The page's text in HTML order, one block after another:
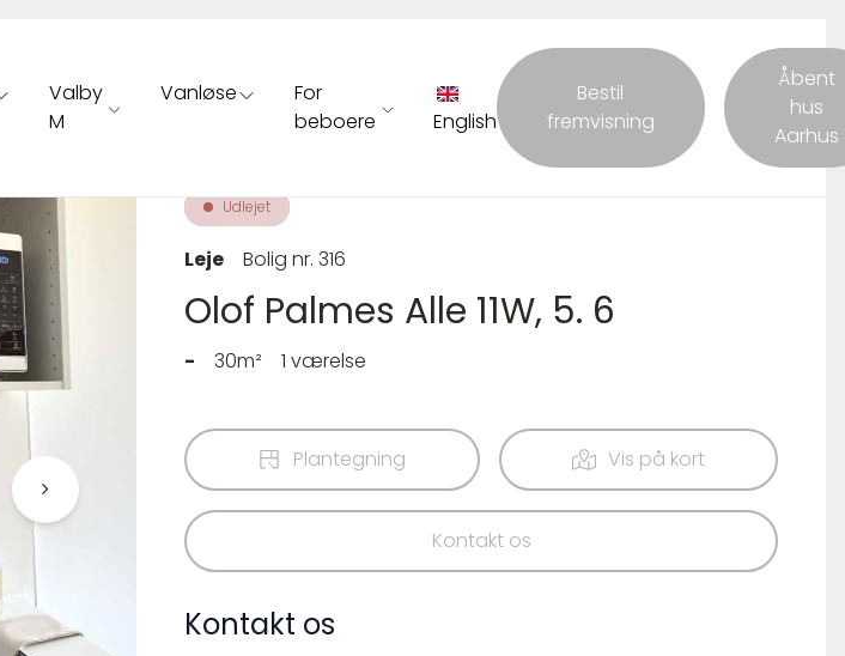
Valby
M
Vanløse
For
beboere
English
Bestil
fremvisning
Åbent
hus
Aarhus
Udlejet
Leje Bolig nr. 316
Olof Palmes Alle 11W, 5. 6
- 30m² 1 værelse
Plantegning Vis på kort
Kontakt os
Kontakt os